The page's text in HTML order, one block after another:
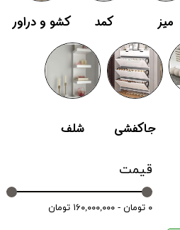
میز کمد کشو و دراور
جاکفشی شلف
قیمت
۰ تومان - ۱۶۰,۰۰۰,۰۰۰ تومان